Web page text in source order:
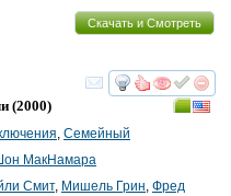
Скачать и Смотреть
смотреть
(2000)
Семейный
МакНамара
Смит, Мишель Грин Фред